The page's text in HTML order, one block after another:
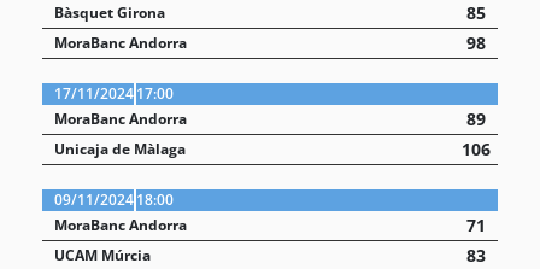
Bàsquet Girona
85
MoraBanc Andorra 98
17/11/202417:00
MoraBanc Andorra
89
Unicaja de Màlaga 106
09/11/202418:00
MoraBanc Andorra
71
UCAM Múrcia 83